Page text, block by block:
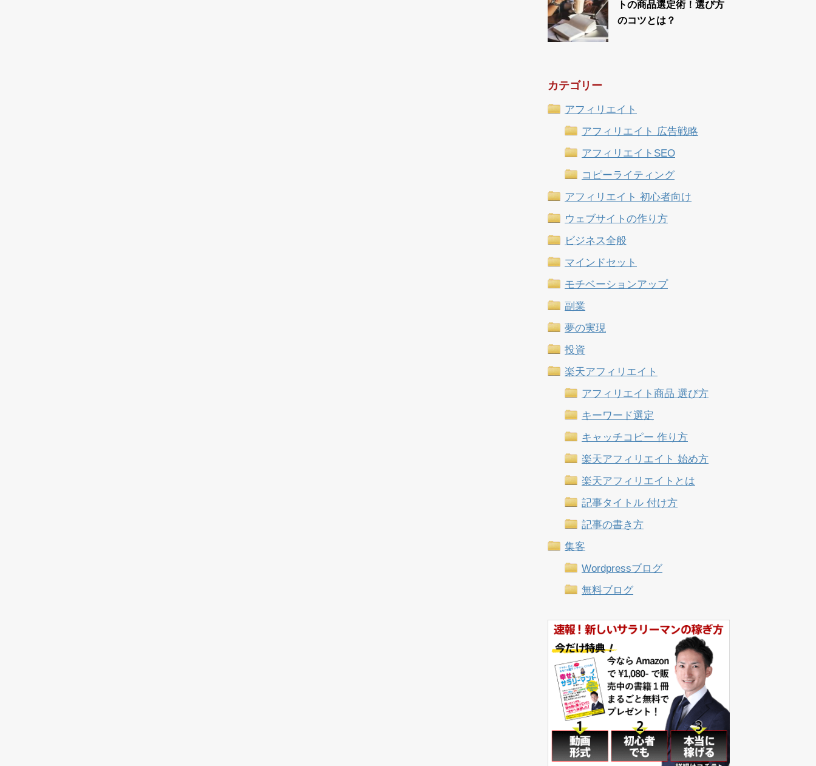
トの商品選定術！選び方
のコツとは？
カテゴリー
アフィリエイト
アフィリエイト 広告戦略
アフィリエイトSEO
コピーライティング
アフィリエイト 初心者向け
ウェブサイトの作り方
ビジネス全般
マインドセット
モチベーションアップ
副業
夢の実現
投資
楽天アフィリエイト
アフィリエイト商品 選び方
キーワード選定
キャッチコピー 作り方
楽天アフィリエイト 始め方
楽天アフィリエイトとは
記事タイトル 付け方
記事の書き方
集客
Wordpressブログ
無料ブログ